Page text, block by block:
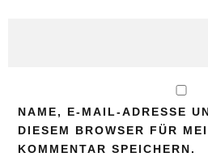
NAME, E-MAIL-ADRESSE
DIESEM BROWSER FÜR
KOMMENTAR SPEICHERN.